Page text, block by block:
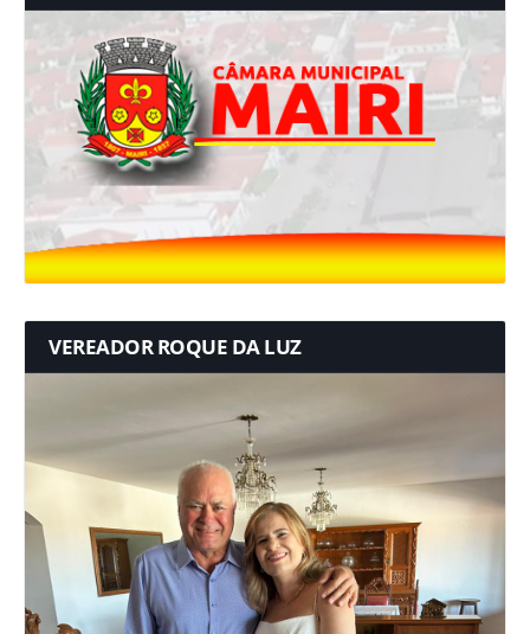
VEREADOR ROQUE DA LUZ